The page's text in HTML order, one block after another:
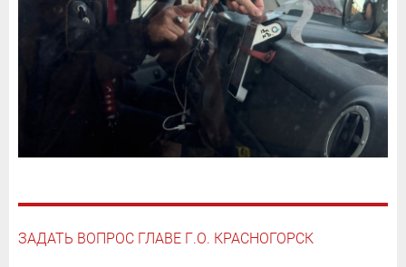
ЗАДАТЬ ВОПРОС ГЛАВЕ Г.О. КРАСНОГОРСК